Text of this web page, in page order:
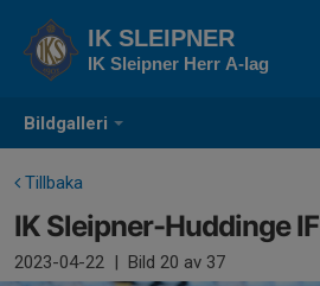
Bildgalleri
IK SLEIPNER
IK Sleipner Herr A-lag
Tillbaka
IK Sleipner-Huddinge IF
2023-04-22 | Bild 20 av 37